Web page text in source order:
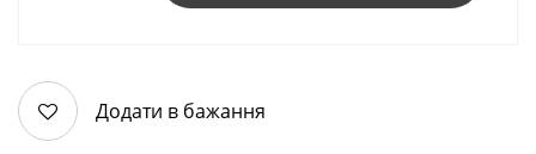
Додати в бажання